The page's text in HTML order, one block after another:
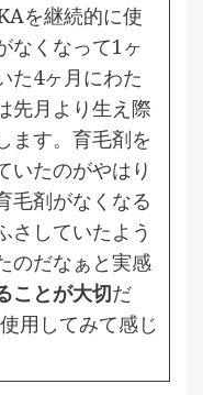
を継続的に使
なくなって1ヶ
た4ヶ月にわた
先月より生え際
ます。育毛剤を
いたのがやはり
毛剤がなくなる
さしていたよう
のだなぁと実感
ことが大切だ
用してみて感じ